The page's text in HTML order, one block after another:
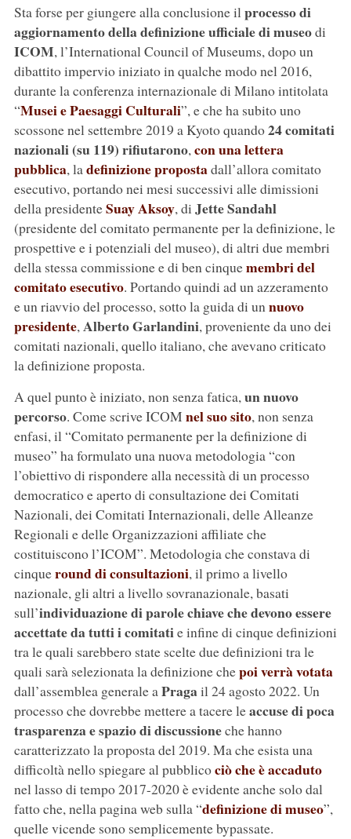
Sta forse per giungere alla conclusione ilprocesso di
aggiornamento della definizione ufficiale di museodi
ICOM, l’International Council of Museums, dopo un
dibattito impervio iniziato in qualche modo nel 2016,
durante la conferenza internazionale di Milano intitolata
“Musei e Paesaggi Culturali”, e che ha subito uno
scossone nel settembre 2019 a Kyoto quando24 comitati
nazionali (su 119) rifiutarono,con una lettera
pubblica, ladefinizione propostadall’allora comitato
esecutivo, portando nei mesi successivi alle dimissioni
della presidenteSuay Aksoy, di Jette Sandahl
(presidente del comitato permanente per la definizione, le
prospettive e i potenziali del museo), di altri due membri
della stessa commissione e di ben cinquemembri del
comitato esecutivo. Portando quindi ad un azzeramento
e un riavvio del processo, sotto la guida di unnuovo
presidente,Alberto Garlandini, proveniente da uno dei
comitati nazionali, quello italiano, che avevano criticato
la definizione proposta.
A quel punto è iniziato, non senza fatica,un nuovo
percorso. Come scrive ICOM nel suo sito, non senza
enfasi, il “Comitato permanente per la definizione di
museo” ha formulato una nuova metodologia “con
l’obiettivo di rispondere alla necessità di un processo
democratico e aperto di consultazione dei Comitati
Nazionali, dei Comitati Internazionali, delle Alleanze
Regionali e delle Organizzazioni affiliate che
costituiscono l’ICOM”. Metodologia che constava di
cinqueround di consultazioni, il primo a livello
nazionale, gli altri a livello sovranazionale, basati
sull’individuazione di parole chiave che devono essere
accettate da tutti i comitatie infine di cinque definizioni
tra le quali sarebbero state scelte due definizioni tra le
quali sarà selezionata la definizione chepoi verrà votata
dall’assemblea generale aPragail 24 agosto 2022. Un
processo che dovrebbe mettere a tacere leaccuse di poca
trasparenza e spazio di discussioneche hanno
caratterizzato la proposta del 2019. Ma che esista una
difficoltà nello spiegare al pubblicociò che è accaduto
nel lasso di tempo 2017-2020 è evidente anche solo dal
fatto che, nella pagina web sulla “definizione di museo”,
quelle vicende sono semplicemente bypassate.